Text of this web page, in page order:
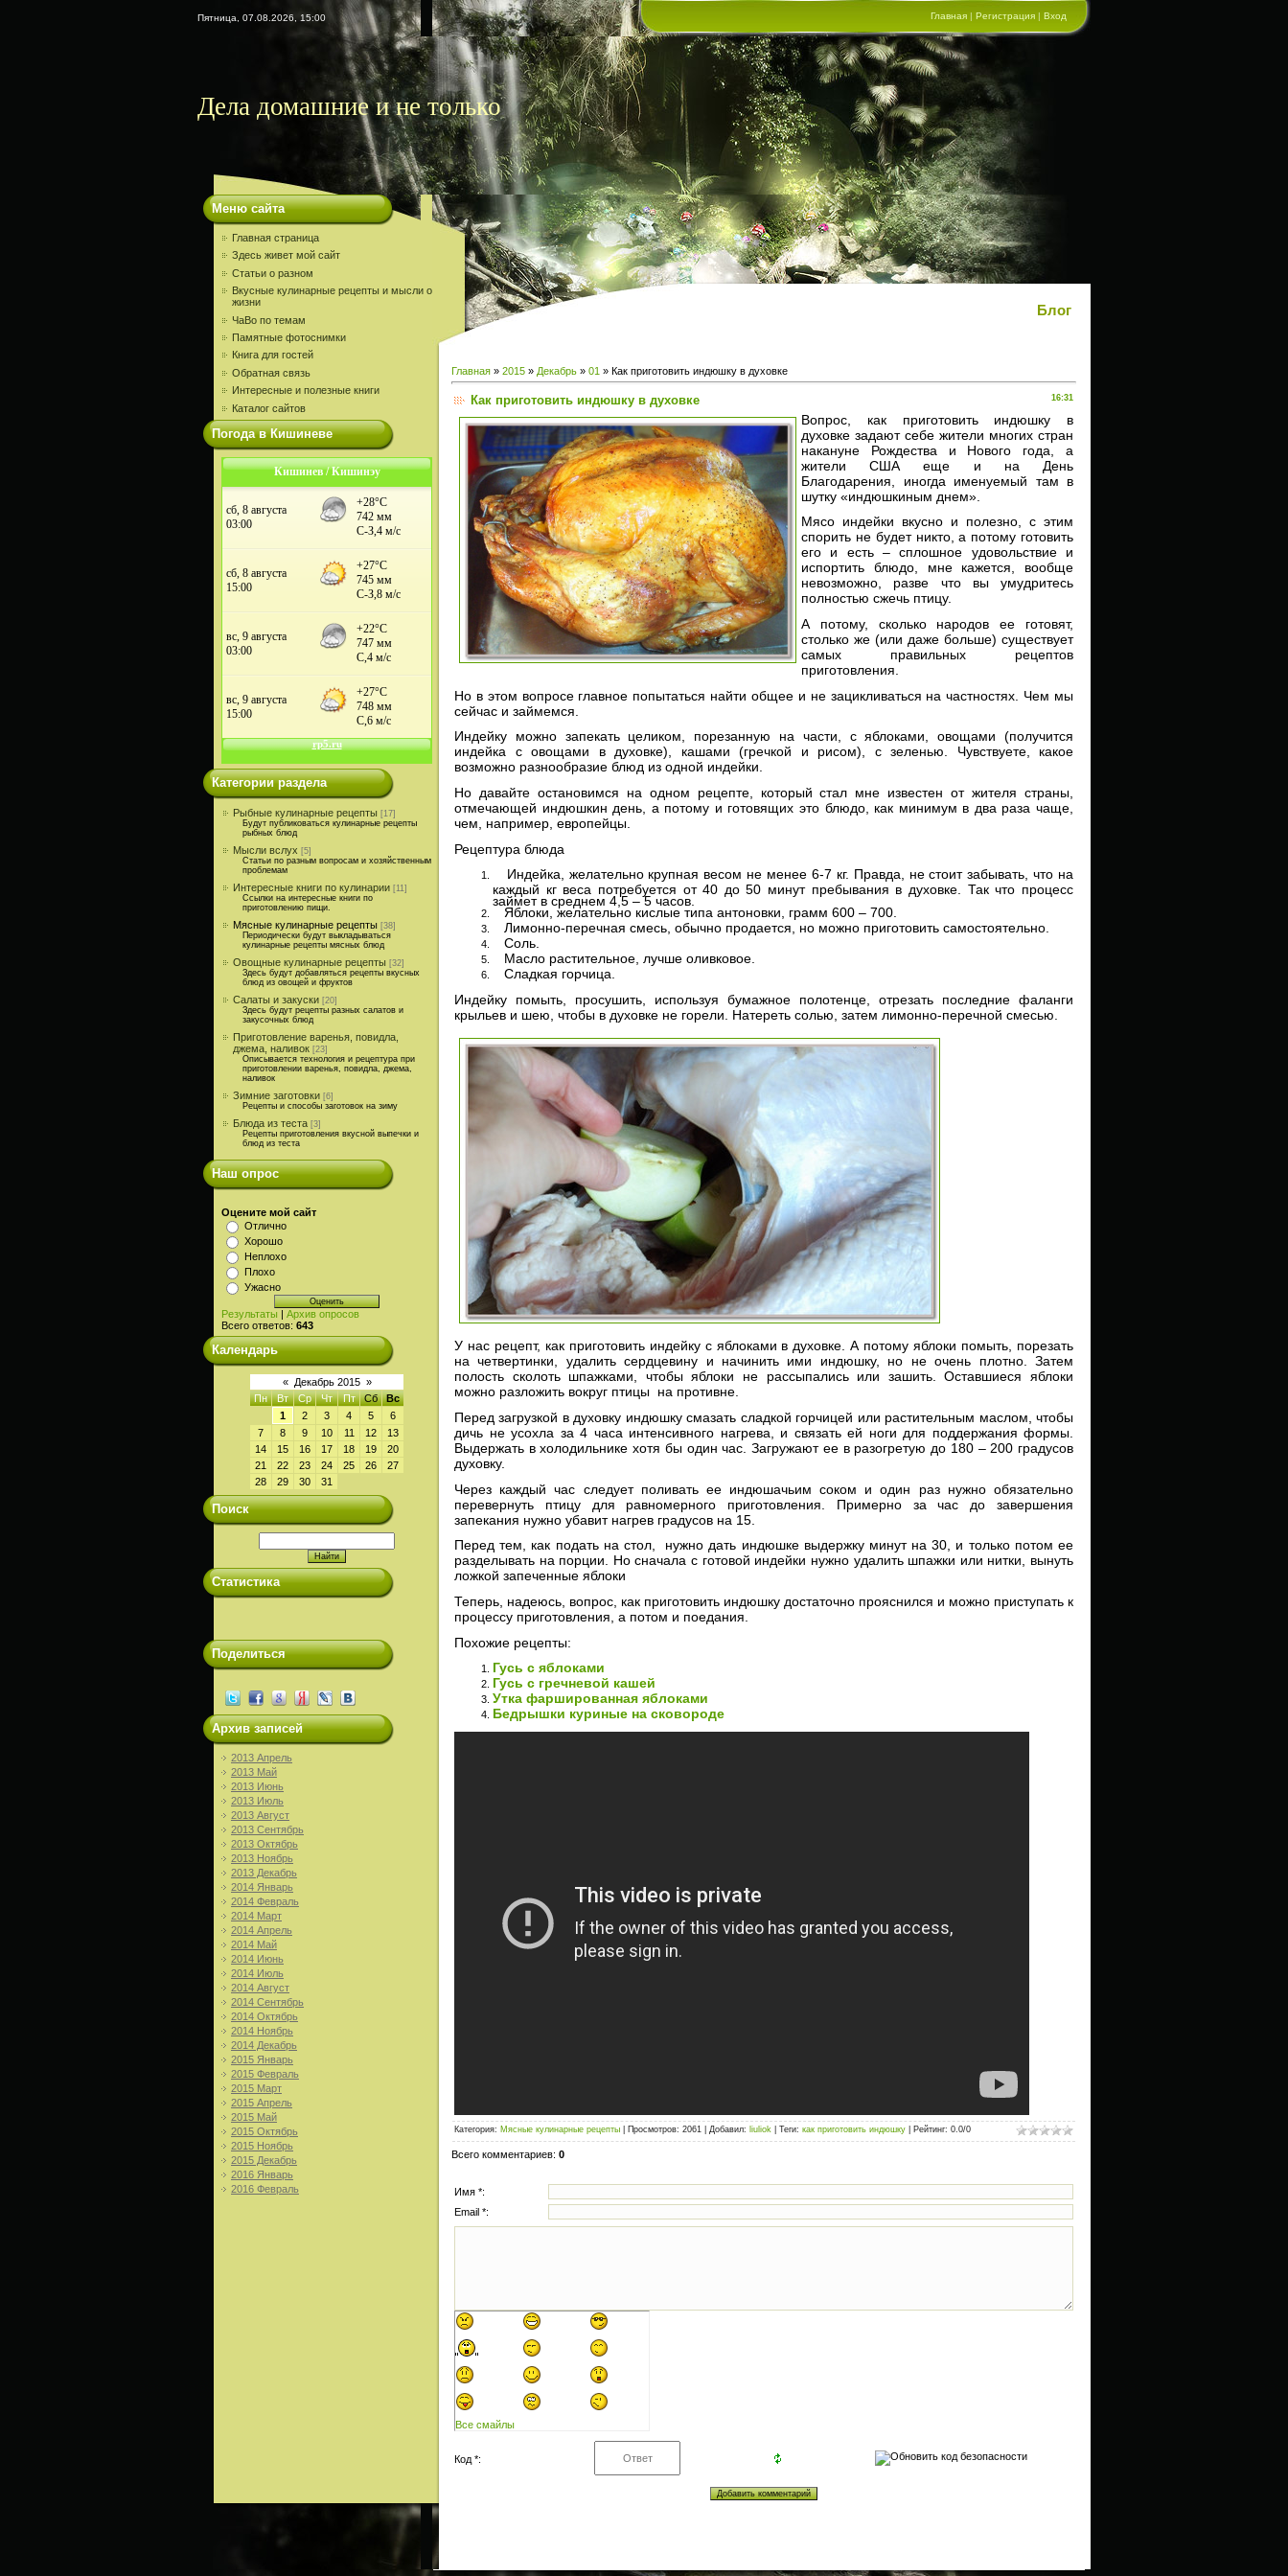
Пятница, 07.08.2026, 15:00 Главная | Регистрация | Вход
Дела домашние и не только
Меню сайта
Главная страница
Здесь живет мой сайт
Статьи о разном
Вкусные кулинарные рецепты и мысли о
жизни
ЧаВо по темам
Памятные фотоснимки
Книга для гостей
Обратная связь
Интересные и полезные книги
Каталог сайтов
Погода в Кишиневе
Кишинев / Кишинэу
Категории раздела
Рыбные кулинарные рецепты [17]
Будут публиковаться кулинарные рецепты
рыбных блюд
Мысли вслух [5]
Статьи по разным вопросам и хозяйственным
проблемам
Интересные книги по кулинарии [11]
Ссылки на интересные книги по
приготовлению пищи.
Мясные кулинарные рецепты [38]
Периодически будут выкладываться
кулинарные рецепты мясных блюд
Овощные кулинарные рецепты [32]
Здесь будут добавляться рецепты вкусных
блюд из овощей и фруктов
Салаты и закуски [20]
Здесь будут рецепты разных салатов и
закусочных блюд
Приготовление варенья, повидла,
джема, наливок [23]
Описывается технология и рецептура при
приготовлении варенья, повидла, джема,
наливок
Зимние заготовки [6]
Рецепты и способы заготовок на зиму
Блюда из теста [3]
Рецепты приготовления вкусной выпечки и
блюд из теста
Наш опрос
Оцените мой сайт
Отлично
Хорошо
Неплохо
Плохо
Ужасно
Результаты | Архив опросов
Всего ответов: 643
Календарь
« Декабрь 2015 »
Пн
Вт Ср Чт Пт Сб
Вс
1
2 3 4 5
6
7
8 9 10 11 12
13
14
15 16 17 18 19
20
21
22 23 24 25 26
27
28
29 30 31
Поиск
Статистика
Поделиться
Архив записей
2013 Апрель
2013 Май
2013 Июнь
2013 Июль
2013 Август
2013 Сентябрь
2013 Октябрь
2013 Ноябрь
2013 Декабрь
2014 Январь
2014 Февраль
2014 Март
2014 Апрель
2014 Май
2014 Июнь
2014 Июль
2014 Август
2014 Сентябрь
2014 Октябрь
2014 Ноябрь
2014 Декабрь
2015 Январь
2015 Февраль
2015 Март
2015 Апрель
2015 Май
2015 Октябрь
2015 Ноябрь
2015 Декабрь
2016 Январь
2016 Февраль
Блог
Главная » 2015 » Декабрь » 01 » Как приготовить индюшку в духовке
16:31
Как приготовить индюшку в духовке
Вопрос, как приготовить индюшку в
духовке задают себе жители многих стран
накануне Рождества и Нового года, а
жители США еще и на День
Благодарения, иногда именуемый там в
шутку «индюшкиным днем».
Мясо индейки вкусно и полезно, с этим
спорить не будет никто, а потому готовить
его и есть – сплошное удовольствие и
испортить блюдо, мне кажется, вообще
невозможно, разве что вы умудритесь
полностью сжечь птицу.
А потому, сколько народов ее готовят,
столько же (или даже больше) существует
самых правильных рецептов
приготовления.
Но в этом вопросе главное попытаться найти общее и не зацикливаться на частностях. Чем мы
сейчас и займемся.
Индейку можно запекать целиком, порезанную на части, с яблоками, овощами (получится
индейка с овощами в духовке), кашами (гречкой и рисом), с зеленью. Чувствуете, какое
возможно разнообразие блюд из одной индейки.
Но давайте остановимся на одном рецепте, который стал мне известен от жителя страны,
отмечающей индюшкин день, а потому и готовящих это блюдо, как минимум в два раза чаще,
чем, например, европейцы.
Рецептура блюда
Индейка, желательно крупная весом не менее 6-7 кг. Правда, не стоит забывать, что на
каждый кг веса потребуется от 40 до 50 минут пребывания в духовке. Так что процесс
займет в среднем 4,5 – 5 часов.
Яблоки, желательно кислые типа антоновки, грамм 600 – 700.
Лимонно-перечная смесь, обычно продается, но можно приготовить самостоятельно.
Соль.
Масло растительное, лучше оливковое.
Сладкая горчица.
Индейку помыть, просушить, используя бумажное полотенце, отрезать последние фаланги
крыльев и шею, чтобы в духовке не горели. Натереть солью, затем лимонно-перечной смесью.
У нас рецепт, как приготовить индейку с яблоками в духовке. А потому яблоки помыть, порезать
на четвертинки, удалить сердцевину и начинить ими индюшку, но не очень плотно. Затем
полость сколоть шпажками, чтобы яблоки не рассыпались или зашить. Оставшиеся яблоки
можно разложить вокруг птицы на противне.
Перед загрузкой в духовку индюшку смазать сладкой горчицей или растительным маслом, чтобы
дичь не усохла за 4 часа интенсивного нагрева, и связать ей ноги для поддержания формы.
Выдержать в холодильнике хотя бы один час. Загружают ее в разогретую до 180 – 200 градусов
духовку.
Через каждый час следует поливать ее индюшачьим соком и один раз нужно обязательно
перевернуть птицу для равномерного приготовления. Примерно за час до завершения
запекания нужно убавит нагрев градусов на 15.
Перед тем, как подать на стол, нужно дать индюшке выдержку минут на 30, и только потом ее
разделывать на порции. Но сначала с готовой индейки нужно удалить шпажки или нитки, вынуть
ложкой запеченные яблоки
Теперь, надеюсь, вопрос, как приготовить индюшку достаточно прояснился и можно приступать к
процессу приготовления, а потом и поедания.
Похожие рецепты:
Гусь с яблоками
Гусь с гречневой кашей
Утка фаршированная яблоками
Бедрышки куриные на сковороде
Категория: Мясные кулинарные рецепты Просмотров: 2061 | Добавил: liuliok Теги: как приготовить индюшку Рейтинг: 0.0/0
Всего комментариев: 0
Имя *:
Email *:
Все смайлы
Код *: